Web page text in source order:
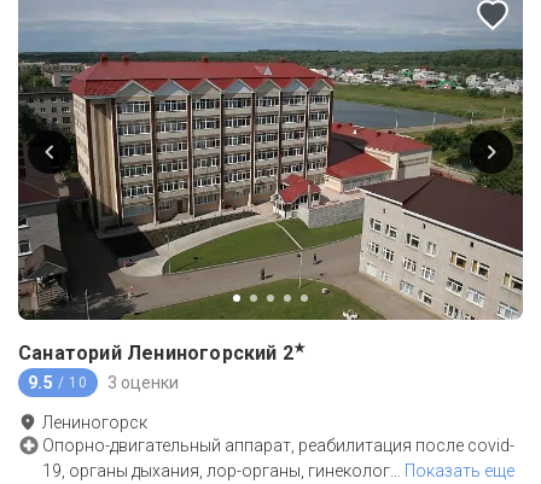
Санаторий Лениногорский 2★
9.5 / 10 3 оценки
Лениногорск
Опорно-двигательный аппарат, реабилитация после covid-
19, органы дыхания, лор-органы, гинеколог… Показать еще